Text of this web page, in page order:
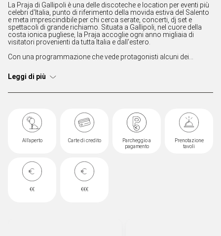
La Praja di Gallipoli è una delle discoteche e location per eventi più
celebri d'Italia, punto di riferimento della movida estiva del Salento
e meta imprescindibile per chi cerca serate, concerti, dj set e
spettacoli di grande richiamo. Situata a Gallipoli, nel cuore della
costa ionica pugliese, la Praja accoglie ogni anno migliaia di
visitatori provenienti da tutta Italia e dall'estero.
Con una programmazione che vede protagonisti alcuni dei
esclusivi e produzioni di alto livello. Gli ampi spazi all'aperto, gli
all'avanguardia contribuiscono a creare un'esperienza unica nel
Considerata una delle icone della nightlife italiana, la Praja
rappresenta il cuore pulsante delle notti di Gallipoli e del Salento.
Leggi di più
All'aperto Carte di credito
Parcheggio a
pagamento
Prenotazione
tavoli
€€ €€€